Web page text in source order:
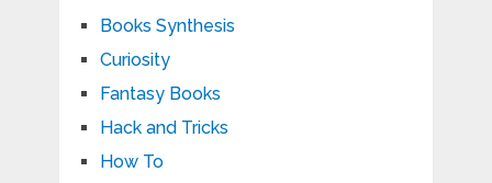
Books Synthesis
Curiosity
Fantasy Books
Hack and Tricks
How To